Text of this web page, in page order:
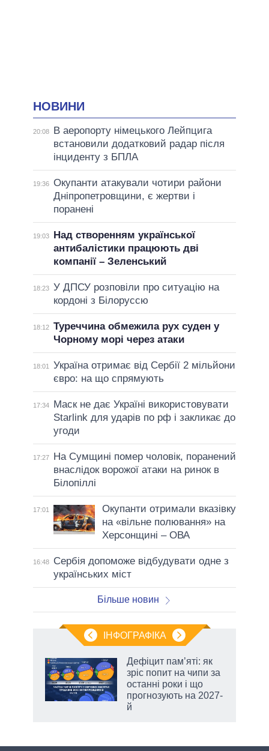
НОВИНИ
20:08
В аеропорту німецького Лейпцига
встановили додатковий радар після
інциденту з БПЛА
19:36 Окупанти атакували чотири райони
Дніпропетровщини, є жертви і
поранені
19:03
Над створенням української
антибалістики працюють дві
компанії – Зеленський
18:23 У ДПСУ розповіли про ситуацію на
кордоні з Білоруссю
18:12 Туреччина обмежила рух суден у
Чорному морі через атаки
18:01
Україна отримає від Сербії 2 мільйони
євро: на що спрямують
17:34
Маск не дає Україні використовувати
Starlink для ударів по рф і закликає до
угоди
17:27
На Сумщині помер чоловік, поранений
внаслідок ворожої атаки на ринок в
Білопіллі
17:01
Окупанти отримали вказівку
на «вільне полювання» на
Херсонщині – ОВА
16:48
Сербія допоможе відбудувати одне з
українських міст
Більше новин
ІНФОГРАФІКА
Дефіцит пам’яті: як
зріс попит на чипи за
останні роки і що
прогнозують на 2027-
й